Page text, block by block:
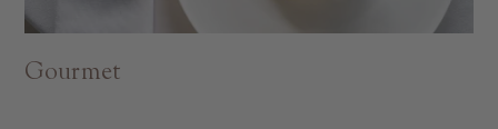
Gourmet